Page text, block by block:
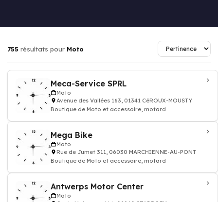
755 résultats pour Moto
Meca-Service SPRL
Moto
Avenue des Vallées 163, 01341 CéROUX-MOUSTY
Boutique de Moto et accessoire, motard
Mega Bike
Moto
Rue de Jumet 311, 06030 MARCHIENNE-AU-PONT
Boutique de Moto et accessoire, motard
Antwerps Motor Center
Moto